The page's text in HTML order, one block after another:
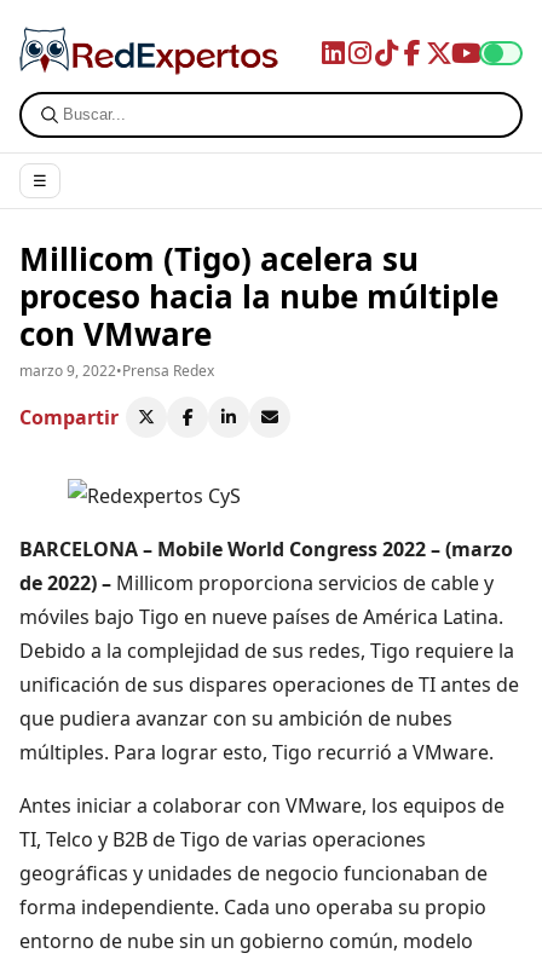
☰
Millicom (Tigo) acelera su
proceso hacia la nube múltiple
con VMware
marzo 9, 2022•Prensa Redex
Compartir
BARCELONA – Mobile World Congress 2022 – (marzo
de 2022) – Millicom proporciona servicios de cable y
móviles bajo Tigo en nueve países de América Latina.
Debido a la complejidad de sus redes, Tigo requiere la
unificación de sus dispares operaciones de TI antes de
que pudiera avanzar con su ambición de nubes
múltiples. Para lograr esto, Tigo recurrió a VMware.
Antes iniciar a colaborar con VMware, los equipos de
TI, Telco y B2B de Tigo de varias operaciones
geográficas y unidades de negocio funcionaban de
forma independiente. Cada uno operaba su propio
entorno de nube sin un gobierno común, modelo